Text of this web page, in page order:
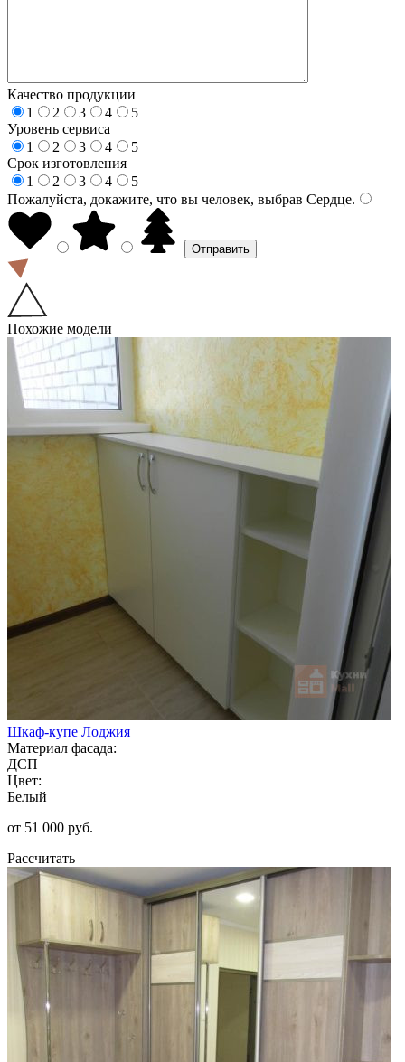
Качество продукции
1
2 3 4
5
Уровень сервиса
1
2 3 4
5
Срок изготовления
1
2 3 4
5
Пожалуйста, докажите, что вы человек, выбрав Сердце.
Похожие модели
Шкаф-купе Лоджия
Материал фасада:
ДСП
Цвет:
Белый
от 51 000 руб.
Рассчитать